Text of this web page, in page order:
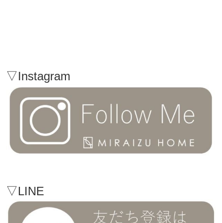
▽Instagram
▽LINE